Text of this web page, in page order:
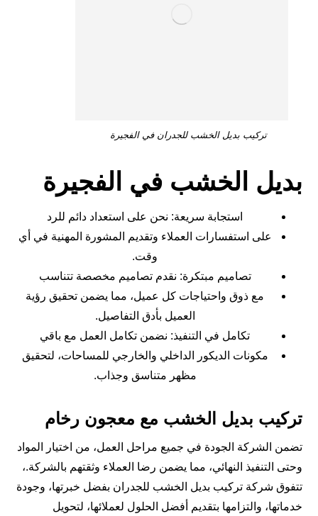
تركيب بديل الخشب للجدران في الفجيرة
بديل الخشب في الفجيرة
استجابة سريعة: نحن على استعداد دائم للرد
على استفسارات العملاء وتقديم المشورة المهنية في أي
وقت.
تصاميم مبتكرة: نقدم تصاميم مخصصة تتناسب
مع ذوق واحتياجات كل عميل، مما يضمن تحقيق رؤية
العميل بأدق التفاصيل.
تكامل في التنفيذ: نضمن تكامل العمل مع باقي
مكونات الديكور الداخلي والخارجي للمساحات، لتحقيق
مظهر متناسق وجذاب.
تركيب بديل الخشب مع معجون رخام
تضمن الشركة الجودة في جميع مراحل العمل، من اختيار المواد
وحتى التنفيذ النهائي، مما يضمن رضا العملاء وثقتهم بالشركة.،
تتفوق شركة تركيب بديل الخشب للجدران بفضل خبرتها، وجودة
خدماتها، والتزامها بتقديم أفضل الحلول لعملائها، لتحويل